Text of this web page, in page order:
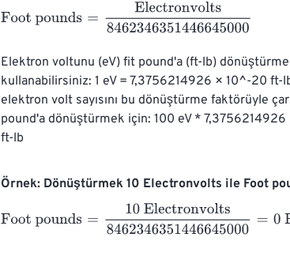
Foot pounds = Electronvolts
Elektron voltunu (eV) fit pound'a (ft-lb)
kullanabilirsiniz: 1 eV = 7,3756214926 × 10^-20
elektron volt sayısını bu dönüştürme faktörüyle
pound'a dönüştürmek için: 100 eV *
ft-lb
Örnek: Dönüştürmek 10 Electronvolts ile Foot
Foot pounds = 10 Electronvolts